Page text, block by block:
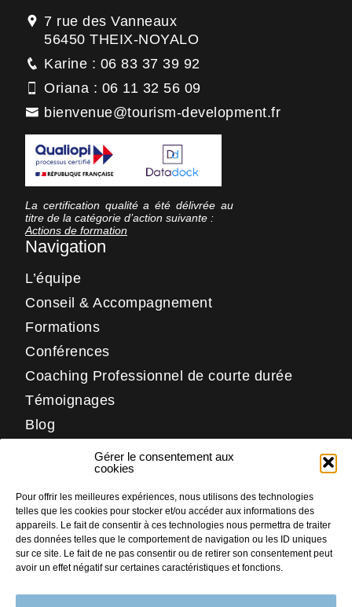
Gérer le consentement aux
cookies
Pour offrir les meilleures expériences, nous utilisons des technologies
telles que les cookies pour stocker et/ou accéder aux informations des
appareils. Le fait de consentir à ces technologies nous permettra de traiter
des données telles que le comportement de navigation ou les ID uniques
sur ce site. Le fait de ne pas consentir ou de retirer son consentement peut
avoir un effet négatif sur certaines caractéristiques et fonctions.
7 rue des Vanneaux
56450 THEIX-NOYALO
Karine : 06 83 37 39 92
Oriana : 06 11 32 56 09
bienvenue@tourism-development.fr
La certification qualité a été délivrée au
titre de la catégorie d’action suivante :
Actions de formation
Navigation
L’équipe
Conseil & Accompagnement
Formations
Conférences
Coaching Professionnel de courte durée
Témoignages
Blog
LinkedIn
Facebook
Instagram